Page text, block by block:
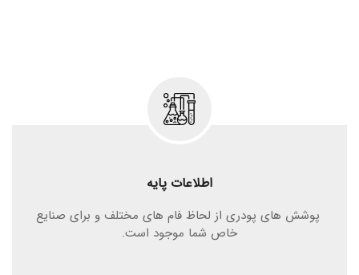
اطلاعات پایه
پوشش های پودری از لحاظ فام های مختلف و برای صنایع
خاص شما موجود است.